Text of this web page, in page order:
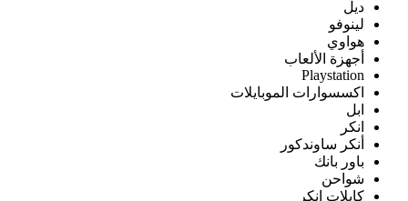
ديل
لينوفو
هواوي
أجهزة الألعاب
Playstation
اكسسوارات الموبايلات
ابل
انكر
أنكر ساوندكور
باور بانك
شواحن
كابلات انكر